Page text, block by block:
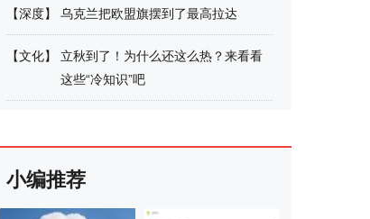
【深度】 乌克兰把欧盟旗摆到了最高拉达
【文化】
立秋到了！为什么还这么热？来看看
这些“冷知识”吧
小编推荐